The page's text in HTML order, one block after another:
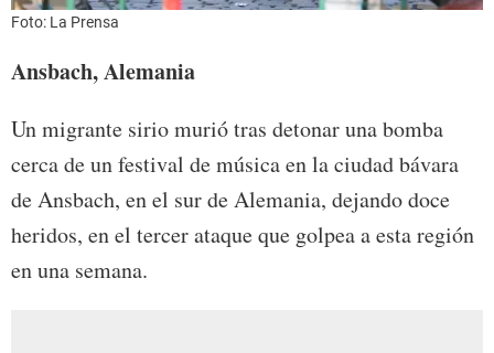
Foto: La Prensa
Ansbach, Alemania
Un migrante sirio murió tras detonar una bomba
cerca de un festival de música en la ciudad bávara
de Ansbach, en el sur de Alemania, dejando doce
heridos, en el tercer ataque que golpea a esta región
en una semana.